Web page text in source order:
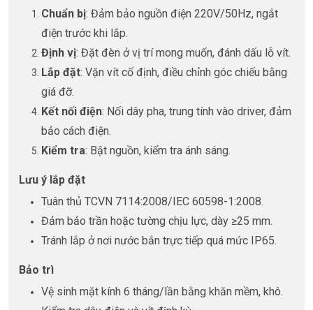
Chuẩn bị: Đảm bảo nguồn điện 220V/50Hz, ngắt
điện trước khi lắp.
Định vị: Đặt đèn ở vị trí mong muốn, đánh dấu lỗ vít.
Lắp đặt: Vặn vít cố định, điều chỉnh góc chiếu bằng
giá đỡ.
Kết nối điện: Nối dây pha, trung tính vào driver, đảm
bảo cách điện.
Kiểm tra: Bật nguồn, kiểm tra ánh sáng.
Lưu ý lắp đặt
Tuân thủ TCVN 7114:2008/IEC 60598-1:2008.
Đảm bảo trần hoặc tường chịu lực, dày ≥25 mm.
Tránh lắp ở nơi nước bắn trực tiếp quá mức IP65.
Bảo trì
Vệ sinh mặt kính 6 tháng/lần bằng khăn mềm, khô.